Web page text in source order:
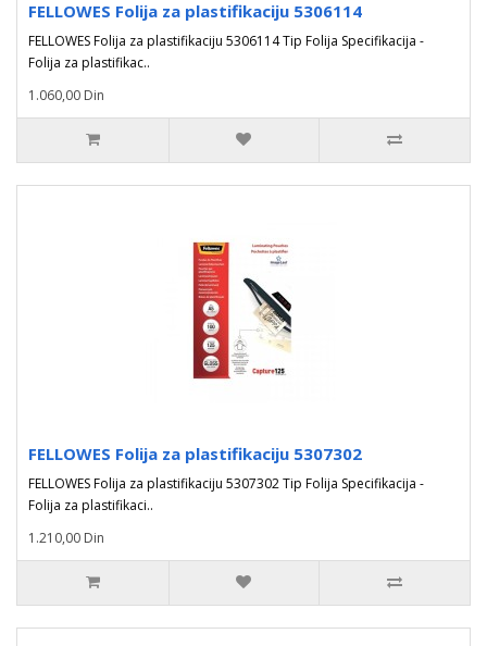
FELLOWES Folija za plastifikaciju 5306114
FELLOWES Folija za plastifikaciju 5306114 Tip Folija Specifikacija -
Folija za plastifikac..
1.060,00 Din
FELLOWES Folija za plastifikaciju 5307302
FELLOWES Folija za plastifikaciju 5307302 Tip Folija Specifikacija -
Folija za plastifikaci..
1.210,00 Din